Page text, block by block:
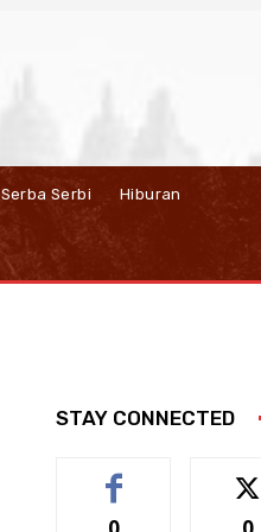
Serba Serbi Hiburan
STAY CONNECTED